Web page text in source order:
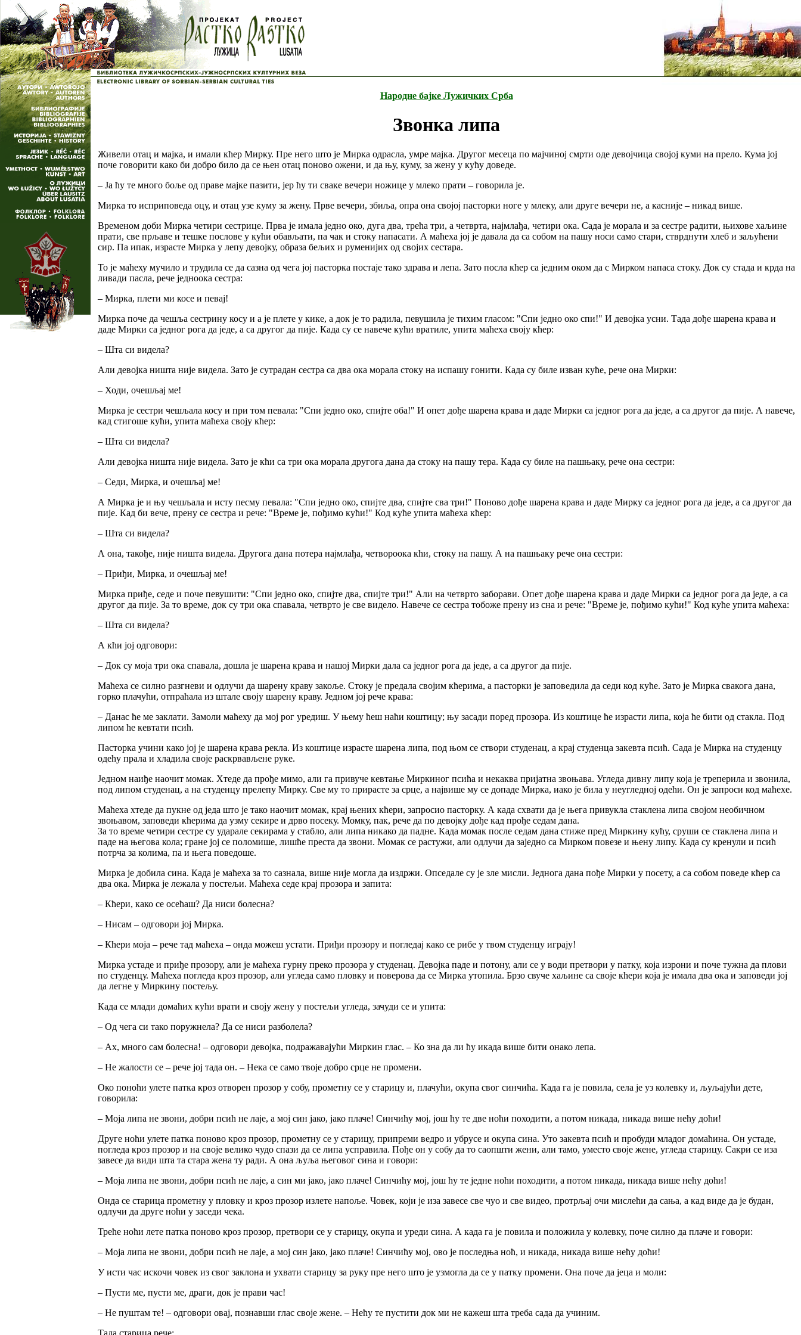
Народне бајке Лужичких Срба
Звонка липа
Живели отац и мајка, и имали кћер Мирку. Пре него што је Мирка одрасла, умре мајка. Другог месеца по мајчиној смрти оде девојчица својој куми на прело. Кума јој
поче говорити како би добро било да се њен отац поново ожени, и да њу, куму, за жену у кућу доведе.
– Ја ћу те много боље од праве мајке пазити, јер ћу ти сваке вечери ножице у млеко прати – говорила је.
Мирка то исприповеда оцу, и отац узе куму за жену. Прве вечери, збиља, опра она својој пасторки ноге у млеку, али друге вечери не, а касније – никад више.
Временом доби Мирка четири сестрице. Прва је имала једно око, дуга два, трећа три, а четврта, најмлађа, четири ока. Сада је морала и за сестре радити, њихове хаљине
прати, све прљаве и тешке послове у кући обављати, па чак и стоку напасати. А маћеха јој је давала да са собом на пашу носи само стари, стврднути хлеб и заљућени
сир. Па ипак, израсте Мирка у лепу девојку, образа бељих и руменијих од својих сестара.
То је маћеху мучило и трудила се да сазна од чега јој пасторка постаје тако здрава и лепа. Зато посла кћер са једним оком да с Мирком напаса стоку. Док су стада и крда на
ливади пасла, рече једноока сестра:
– Мирка, плети ми косе и певај!
Мирка поче да чешља сестрину косу и а је плете у кике, а док је то радила, певушила је тихим гласом: "Спи једно око спи!" И девојка усни. Тада дође шарена крава и
даде Мирки са једног рога да једе, а са другог да пије. Када су се навече кући вратиле, упита маћеха своју кћер:
– Шта си видела?
Али девојка ништа није видела. Зато је сутрадан сестра са два ока морала стоку на испашу гонити. Када су биле изван куће, рече она Мирки:
– Ходи, очешљај ме!
Мирка је сестри чешљала косу и при том певала: "Спи једно око, спијте оба!" И опет дође шарена крава и даде Мирки са једног рога да једе, а са другог да пије. А навече,
кад стигоше кући, упита маћеха своју кћер:
– Шта си видела?
Али девојка ништа није видела. Зато је кћи са три ока морала другога дана да стоку на пашу тера. Када су биле на пашњаку, рече она сестри:
– Седи, Мирка, и очешљај ме!
А Мирка је и њу чешљала и исту песму певала: "Спи једно око, спијте два, спијте сва три!" Поново дође шарена крава и даде Мирку са једног рога да једе, а са другог да
пије. Кад би вече, прену се сестра и рече: "Време је, пођимо кући!" Код куће упита маћеха кћер:
– Шта си видела?
А она, такође, није ништа видела. Другога дана потера најмлађа, четвороока кћи, стоку на пашу. А на пашњаку рече она сестри:
– Приђи, Мирка, и очешљај ме!
Мирка приђе, седе и поче певушити: "Спи једно око, спијте два, спијте три!" Али на четврто заборави. Опет дође шарена крава и даде Мирки са једног рога да једе, а са
другог да пије. За то време, док су три ока спавала, четврто је све видело. Навече се сестра тобоже прену из сна и рече: "Време је, пођимо кући!" Код куће упита маћеха:
– Шта си видела?
А кћи јој одговори:
– Док су моја три ока спавала, дошла је шарена крава и нашој Мирки дала са једног рога да једе, а са другог да пије.
Маћеха се силно разгневи и одлучи да шарену краву закоље. Стоку је предала својим кћерима, а пасторки је заповедила да седи код куће. Зато је Мирка свакога дана,
горко плачући, отпраћала из штале своју шарену краву. Једном јој рече крава:
– Данас ће ме заклати. Замоли маћеху да мој рог уредиш. У њему ћеш наћи коштицу; њу засади поред прозора. Из коштице ће израсти липа, која ће бити од стакла. Под
липом ће кевтати псић.
Пасторка учини како јој је шарена крава рекла. Из коштице израсте шарена липа, под њом се створи студенац, а крај студенца закевта псић. Сада је Мирка на студенцу
одећу прала и хладила своје раскрвављене руке.
Једном наиђе наочит момак. Хтеде да прође мимо, али га привуче кевтање Миркиног псића и некаква пријатна звоњава. Угледа дивну липу која је треперила и звонила,
под липом студенац, а на студенцу прелепу Мирку. Све му то прирасте за срце, а највише му се допаде Мирка, иако је била у неугледној одећи. Он је запроси код маћехе.
Маћеха хтеде да пукне од једа што је тако наочит момак, крај њених кћери, запросио пасторку. А када схвати да је њега привукла стаклена липа својом необичном
звоњавом, заповеди кћерима да узму секире и дрво посеку. Момку, пак, рече да по девојку дође кад прође седам дана.
За то време четири сестре су ударале секирама у стабло, али липа никако да падне. Када момак после седам дана стиже пред Миркину кућу, сруши се стаклена липа и
паде на његова кола; гране јој се поломише, лишће преста да звони. Момак се растужи, али одлучи да заједно са Мирком повезе и њену липу. Када су кренули и псић
потрча за колима, па и њега поведоше.
Мирка је добила сина. Када је маћеха за то сазнала, више није могла да издржи. Опседале су је зле мисли. Једнога дана пође Мирки у посету, а са собом поведе кћер са
два ока. Мирка је лежала у постељи. Маћеха седе крај прозора и запита:
– Кћери, како се осећаш? Да ниси болесна?
– Нисам – одговори јој Мирка.
– Кћери моја – рече тад маћеха – онда можеш устати. Приђи прозору и погледај како се рибе у твом студенцу играју!
Мирка устаде и приђе прозору, али је маћеха гурну преко прозора у студенац. Девојка паде и потону, али се у води претвори у патку, која изрони и поче тужна да плови
по студенцу. Маћеха погледа кроз прозор, али угледа само пловку и поверова да се Мирка утопила. Брзо свуче хаљине са своје кћери која је имала два ока и заповеди јој
да легне у Миркину постељу.
Када се млади домаћих кући врати и своју жену у постељи угледа, зачуди се и упита:
– Од чега си тако поружнела? Да се ниси разболела?
– Ах, много сам болесна! – одговори девојка, подражавајући Миркин глас. – Ко зна да ли ћу икада више бити онако лепа.
– Не жалости се – рече јој тада он. – Нека се само твоје добро срце не промени.
Око поноћи улете патка кроз отворен прозор у собу, прометну се у старицу и, плачући, окупа свог синчића. Када га је повила, села је уз колевку и, љуљајући дете,
говорила:
– Моја липа не звони, добри псић не лаје, а мој син јако, јако плаче! Синчићу мој, још ћу те две ноћи походити, а потом никада, никада више нећу доћи!
Друге ноћи улете патка поново кроз прозор, прометну се у старицу, припреми ведро и убрусе и окупа сина. Уто закевта псић и пробуди младог домаћина. Он устаде,
погледа кроз прозор и на своје велико чудо спази да се липа усправила. Пође он у собу да то саопшти жени, али тамо, уместо своје жене, угледа старицу. Сакри се иза
завесе да види шта та стара жена ту ради. А она љуља његовог сина и говори:
– Моја липа не звони, добри псић не лаје, а син ми јако, јако плаче! Синчићу мој, још ћу те једне ноћи походити, а потом никада, никада више нећу доћи!
Онда се старица прометну у пловку и кроз прозор излете напоље. Човек, који је иза завесе све чуо и све видео, протрљај очи мислећи да сања, а кад виде да је будан,
одлучи да друге ноћи у заседи чека.
Треће ноћи лете патка поново кроз прозор, претвори се у старицу, окупа и уреди сина. А када га је повила и положила у колевку, поче силно да плаче и говори:
– Моја липа не звони, добри псић не лаје, а мој син јако, јако плаче! Синчићу мој, ово је последња ноћ, и никада, никада више нећу доћи!
У исти час искочи човек из свог заклона и ухвати старицу за руку пре него што је узмогла да се у патку промени. Она поче да јеца и моли:
– Пусти ме, пусти ме, драги, док је прави час!
– Не пуштам те! – одговори овај, познавши глас своје жене. – Нећу те пустити док ми не кажеш шта треба сада да учиним.
Тада старица рече: